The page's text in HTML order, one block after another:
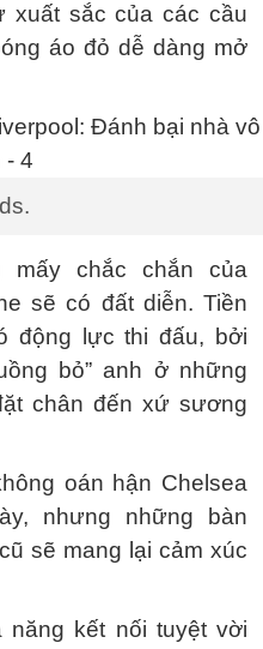
xuất sắc của các cầu
áo đỏ dễ dàng mở
mấy chắc chắn của
sẽ có đất diễn. Tiền
động lực thi đấu, bởi
bỏ” anh ở những
chân đến xứ sương
oán hận Chelsea
nhưng những bàn
sẽ mang lại cảm xúc
kết nối tuyệt vời